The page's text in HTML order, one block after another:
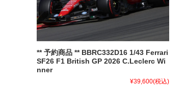
** 予約商品 ** BBRC332D16 1/43 Ferrari
SF26 F1 British GP 2026 C.Leclerc Wi
nner
¥39,600(税込)